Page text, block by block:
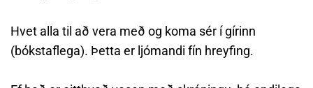
Hvet alla til að vera með og koma sér í gírinn
(bókstaflega). Þetta er ljómandi fín hreyfing.